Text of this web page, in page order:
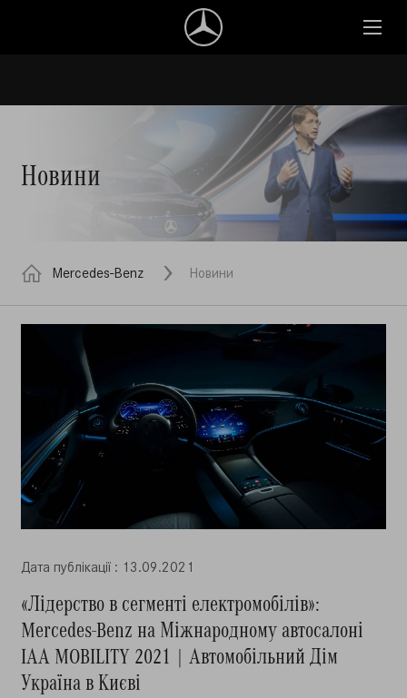
Новини
Mercedes-Benz Новини
Дата публiкацiї : 13.09.2021
«Лідерство в сегменті електромобілів»:
Mercedes-Benz на Міжнародному автосалоні
IAA MOBILITY 2021 | Автомобільний Дім
Україна в Києві